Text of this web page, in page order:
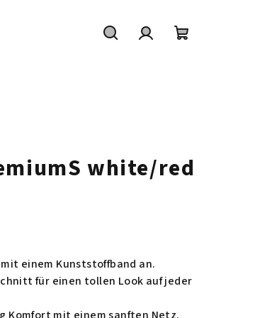
white/red
einem Kunststoffband an.
für einen tollen Look auf jeder